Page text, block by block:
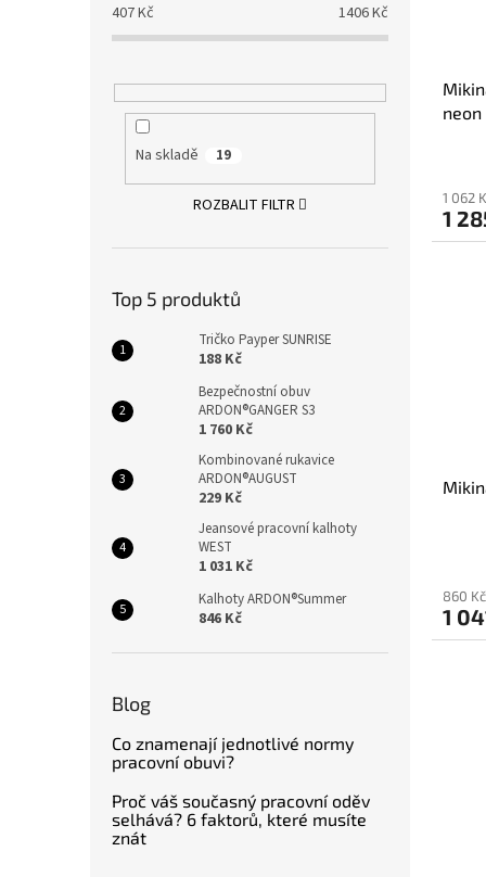
407Kč 1406Kč
Na skladě 19
ROZBALIT FILTR
Top 5 produktů
Tričko Payper SUNRISE
188 Kč
Bezpečnostní obuv
ARDON®GANGER S3
1 760 Kč
Kombinované rukavice
ARDON®AUGUST
229 Kč
Jeansové pracovní kalhoty
WEST
1 031 Kč
Kalhoty ARDON®Summer
846 Kč
Blog
Co znamenají jednotlivé normy
pracovní obuvi?
Proč váš současný pracovní oděv
selhává? 6 faktorů, které musíte
znát
neon
1 062
1
860
1